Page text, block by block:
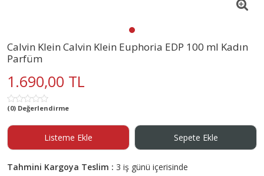
Calvin Klein Calvin Klein Euphoria EDP 100 ml Kadın
Parfüm
1.690,00 TL
(0) Değerlendirme
Listeme Ekle Sepete Ekle
Tahmini Kargoya Teslim : 3 iş günü içerisinde